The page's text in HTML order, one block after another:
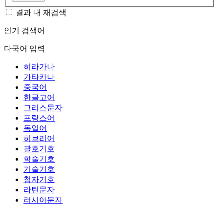
결과 내 재검색
인기 검색어
다국어 입력
히라가나
가타카나
중국어
한글고어
그리스문자
프랑스어
독일어
히브리어
괄호기호
학술기호
기술기호
첨자기호
라틴문자
러시아문자